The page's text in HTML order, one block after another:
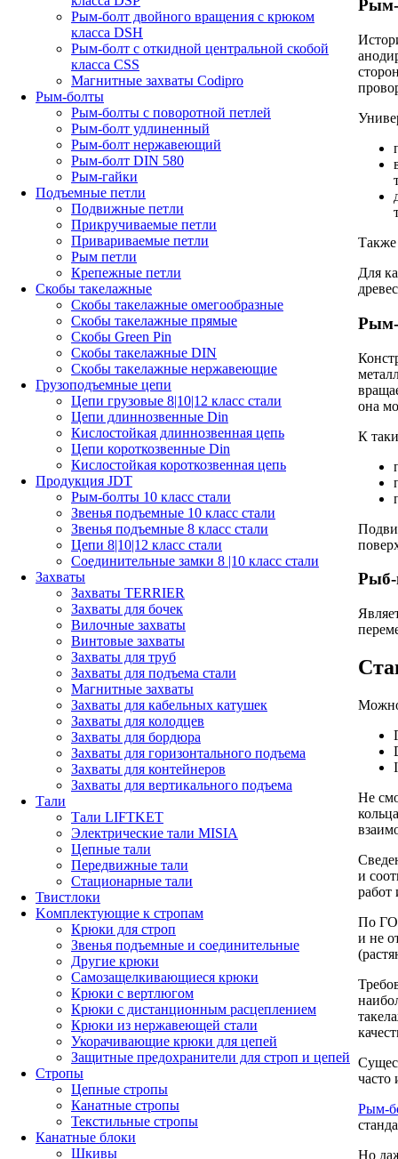
Рым-болт двойного вращения с крюком
класса DSH
Рым-болт с откидной центральной скобой
класса CSS
Магнитные захваты Codipro
Рым-болты
Рым-болты с поворотной петлей
Рым-болт удлиненный
Рым-болт нержавеющий
Рым-болт DIN 580
Рым-гайки
Подъемные петли
Подвижные петли
Прикручиваемые петли
Привариваемые петли
Рым петли
Крепежные петли
Скобы такелажные
Скобы такелажные омегообразные
Скобы такелажные прямые
Скобы Green Pin
Скобы такелажные DIN
Скобы такелажные нержавеющие
Грузоподъемные цепи
Цепи грузовые 8|10|12 класс стали
Цепи длиннозвенные Din
Кислостойкая длиннозвенная цепь
Цепи короткозвенные Din
Кислостойкая короткозвенная цепь
Продукция JDT
Рым-болты 10 класс стали
Звенья подъемные 10 класс стали
Звенья подъемные 8 класс стали
Цепи 8|10|12 класс стали
Соединительные замки 8 |10 класс стали
Захваты
Захваты TERRIER
Захваты для бочек
Вилочные захваты
Винтовые захваты
Захваты для труб
Захваты для подъема стали
Магнитные захваты
Захваты для кабельных катушек
Захваты для колодцев
Захваты для бордюра
Захваты для горизонтального подъема
Захваты для контейнеров
Захваты для вертикального подъема
Тали
Тали LIFTKET
Электрические тали MISIA
Цепные тали
Передвижные тали
Стационарные тали
Твистлоки
Kомплектующие к стропам
Крюки для строп
Звенья подъемные и соединительные
Другие крюки
Самозащелкивающиеся крюки
Крюки с вертлюгом
Крюки с дистанционным расцеплением
Крюки из нержавеющей стали
Укорачивающие крюки для цепей
Защитные предохранители для строп и цепей
Стропы
Цепные стропы
Канатные стропы
Текстильные стропы
Канатные блоки
Шкивы
Рым-
Также
Для
Рым-
она
К
Рыб-
Можно
Не
и
работ
По
и не
часто
Рым-
Но